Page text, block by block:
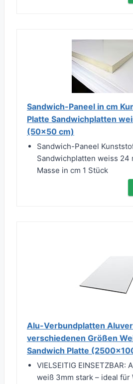
Sandwich-Paneel in cm
Platte Sandwichplatten
(50x50 cm)
Sandwich-Paneel
Sandwichplatten weiss 24
Masse in cm 1 Stück
Alu-Verbundplatten
verschiedenen Größen
Sandwich Platte
VIELSEITIG EINSETZBAR:
weiß 3mm stark – ideal für